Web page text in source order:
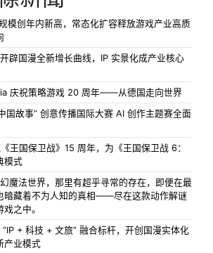
模创年内新高，常态化扩容释放游戏产业高质
辟国漫全新增长曲线，IP 实景化成产业核心
庆祝策略游戏 20 周年——从德国走向世界
国故事” 创意传播国际大赛 AI 创作主题赛全面
王国保卫战》15 周年，为《王国保卫战 6：
模式
魔法世界，那里有超乎寻常的存在，即便在最
暗藏着不为人知的真相——尽在这款动作解谜
之中。
+ 科技 + 文旅” 融合标杆，开创国漫实体化
产业模式